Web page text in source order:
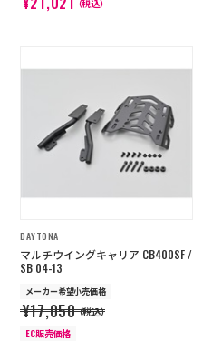
（税込）
DAYTONA
マルチウイングキャリア CB400SF /
SB 04-13
メーカー希望小売価格
¥17,050（税込）
EC販売価格